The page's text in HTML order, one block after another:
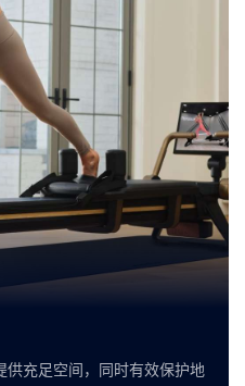
供充足空间，同时有效保护地